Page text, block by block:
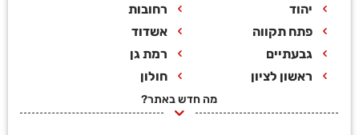
יהוד
פתח תקווה
גבעתיים
ראשון לציון
רחובות
אשדוד
רמת גן
חולון
מה חדש באתר?